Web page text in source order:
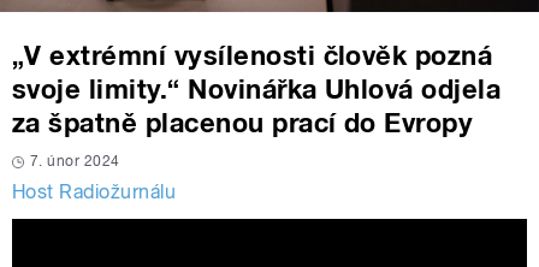
„V extrémní vysílenosti člověk pozná
svoje limity.“ Novinářka Uhlová odjela
za špatně placenou prací do Evropy
7. únor 2024
Host Radiožurnálu